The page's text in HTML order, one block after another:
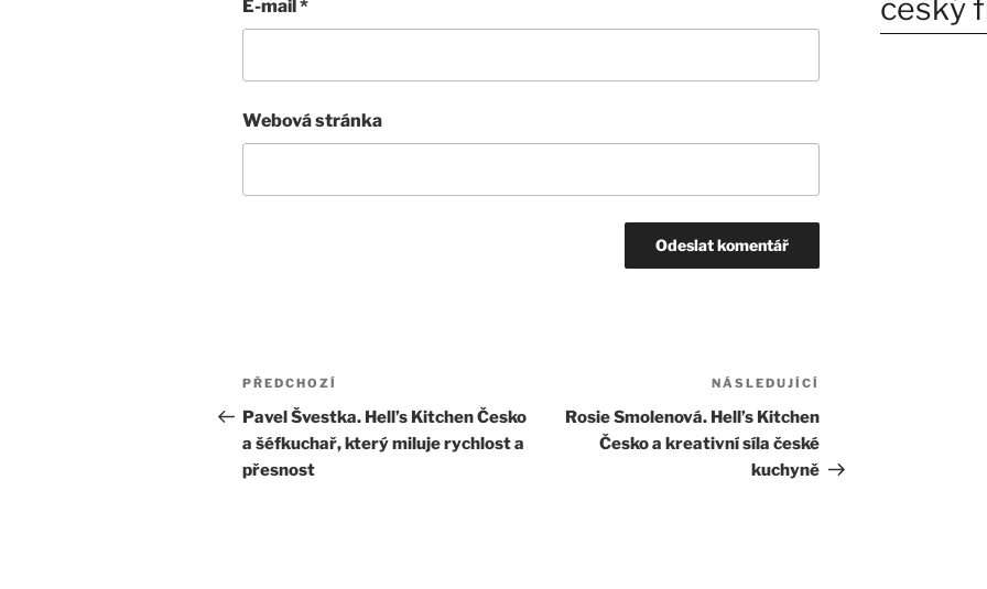
E-mail*
Webová stránka
Navigace
pro
příspěvek
Předchozí
příspěvek
PŘEDCHOZÍ
Pavel Švestka. Hell’s Kitchen Česko
a šéfkuchař, který miluje rychlost a
přesnost
příspěvek
NÁSLEDUJÍCÍ
Rosie Smolenová. Hell’s Kitchen
Česko a kreativní síla české
kuchyně
český